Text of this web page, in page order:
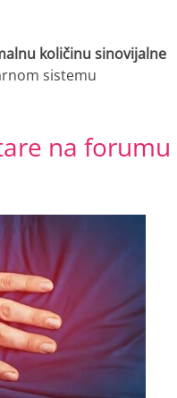
količinu sinovijalne
sistemu
na forumu